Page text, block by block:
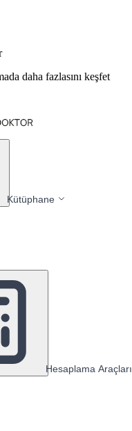
daha fazlasını keşfet
Kütüphane
Hesaplama Araçları